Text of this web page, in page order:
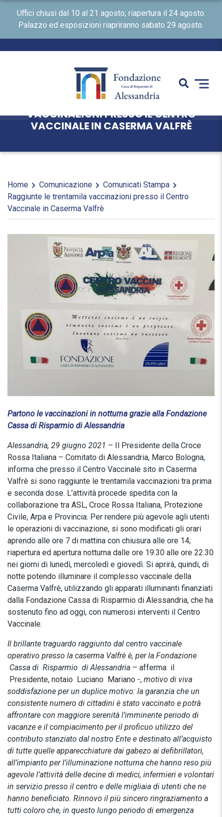
Uffici chiusi dal 10 al 21 agosto; riapertura il 24 agosto.
Palazzo ed esposizioni riapriranno sabato 29 agosto.
RAGGIUNTE LE TRENTAMILA
VACCINAZIONI PRESSO IL CENTRO
VACCINALE IN CASERMA VALFRÈ
Home Comunicazione
Comunicati Stampa
Raggiunte le trentamila vaccinazioni presso il Centro
Vaccinale in Caserma Valfrè
Partono le vaccinazioni in notturna grazie alla Fondazione
Cassa di Risparmio di Alessandria
Alessandria, 29 giugno 2021 – Il Presidente della Croce
Rossa Italiana – Comitato di Alessandria, Marco Bologna,
informa che presso il Centro Vaccinale sito in Caserma
Valfrè si sono raggiunte le trentamila vaccinazioni tra prima
e seconda dose. L’attività procede spedita con la
collaborazione tra ASL, Croce Rossa Italiana, Protezione
Civile, Arpa e Provincia. Per rendere più agevole agli utenti
le operazioni di vaccinazione, si sono modificati gli orari
aprendo alle ore 7 di mattina con chiusura alle ore 14;
riapertura ed apertura notturna dalle ore 19.30 alle ore 22.30
nei giorni di lunedì, mercoledì e giovedì. Si aprirà, quindi, di
notte potendo illuminare il complesso vaccinale della
Caserma Valfrè, utilizzando gli apparati illuminanti finanziati
dalla Fondazione Cassa di Risparmio di Alessandria, che ha
sostenuto fino ad oggi, con numerosi interventi il Centro
Vaccinale.
Il brillante traguardo raggiunto dal centro vaccinale
operativo presso la caserma Valfrè è, per la Fondazione
Cassa di Risparmio di Alessandria – afferma il
Presidente, notaio Luciano Mariano -, motivo di viva
soddisfazione per un duplice motivo: la garanzia che un
consistente numero di cittadini è stato vaccinato e potrà
affrontare con maggiore serenità l’imminente periodo di
vacanze e il compiacimento per il proficuo utilizzo del
contributo stanziato dal nostro Ente e destinato all’acquisto
di tutte quelle apparecchiature dai gabezo ai defibrillatori,
all’impianto per l’illuminazione notturna che hanno reso più
agevole l’attività delle decine di medici, infermieri e volontari
in servizio presso il centro e delle migliaia di utenti che ne
hanno beneficiato. Rinnovo il più sincero ringraziamento a
tutti coloro che, in questo lungo periodo di emergenza